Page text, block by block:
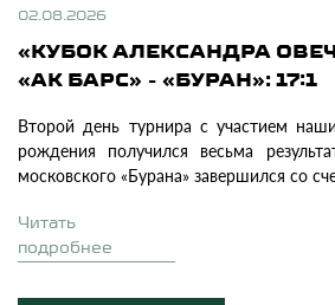
02.08.2026
«КУБОК АЛЕКСАНДРА
«АК БАРС» - «БУРАН»: 17:1
Второй день турнира с участием
рождения получился весьма
московского «Бурана» завершился со
Читать
подробнее